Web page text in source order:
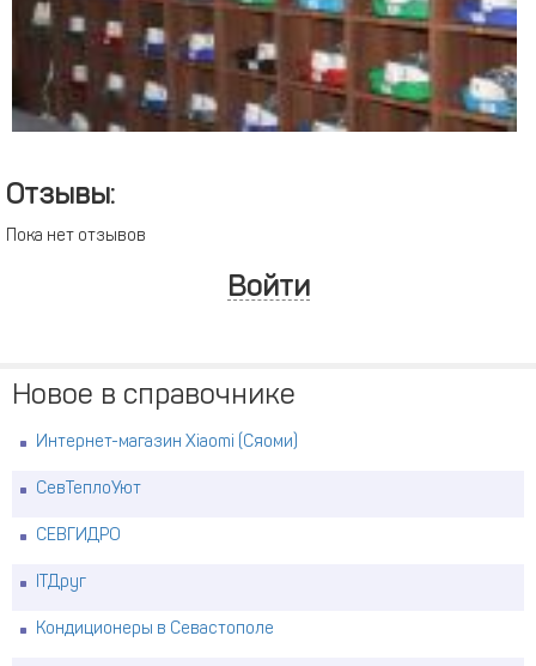
Отзывы:
Пока нет отзывов
Войти
Новое в справочнике
Интернет-магазин Xiaomi (Сяоми)
СевТеплоУют
СЕВГИДРО
ITДруг
Кондиционеры в Севастополе